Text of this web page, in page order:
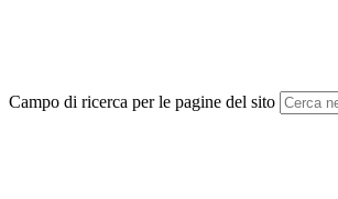
Campo di ricerca per le pagine del sito